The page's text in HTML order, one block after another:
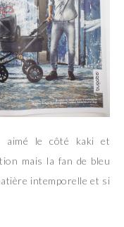
aimé le côté kaki et
mais la fan de bleu
intemporelle et si